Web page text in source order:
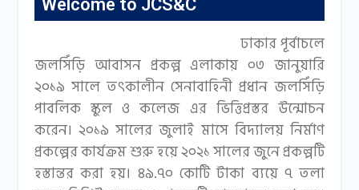
Welcome to JCS&C
ঢাকার পূর্বাচলে
জলসিঁড়ি আবাসন প্রকল্প এলাকায় ০৩ জানুয়ারি
২০১৯ সালে তৎকালীন সেনাবাহিনী প্রধান জলসিঁড়ি
পাবলিক স্কুল ও কলেজ এর ভিত্তিপ্রস্তর উন্মোচন
করেন। ২০১৯ সালের জুলাই মাসে বিদ্যালয় নির্মাণ
প্রকল্পের কার্যক্রম শুরু হয়ে ২০২১ সালের জুনে প্রকল্পটি
হস্তান্তর করা হয়। ৪৯.৭০ কোটি টাকা ব্যয়ে ৭ তলা